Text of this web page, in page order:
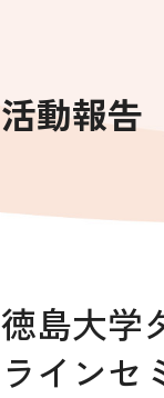
活動報告
徳島大学
ラインセ